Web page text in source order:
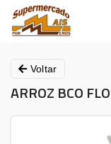
Voltar
ARROZ BCO